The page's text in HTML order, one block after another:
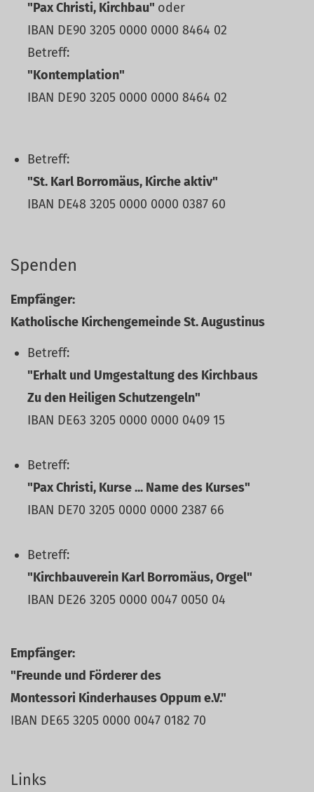
"Pax Christi, Kirchbau" oder
IBAN DE90 3205 0000 0000 8464 02
Betreff:
"Kontemplation"
IBAN DE90 3205 0000 0000 8464 02
Betreff:
"St. Karl Borromäus, Kirche aktiv"
IBAN DE48 3205 0000 0000 0387 60
Spenden
Empfänger:
Katholische Kirchengemeinde St. Augustinus
Betreff:
"Erhalt und Umgestaltung des Kirchbaus
Zu den Heiligen Schutzengeln"
IBAN DE63 3205 0000 0000 0409 15
Betreff:
"Pax Christi, Kurse ... Name des Kurses"
IBAN DE70 3205 0000 0000 2387 66
Betreff:
"Kirchbauverein Karl Borromäus, Orgel"
IBAN DE26 3205 0000 0047 0050 04
Empfänger:
"Freunde und Förderer des
Montessori Kinderhauses Oppum e.V."
IBAN DE65 3205 0000 0047 0182 70
Links